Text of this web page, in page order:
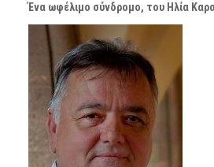
Ένα ωφέλιμο σύνδρομο, του Ηλία